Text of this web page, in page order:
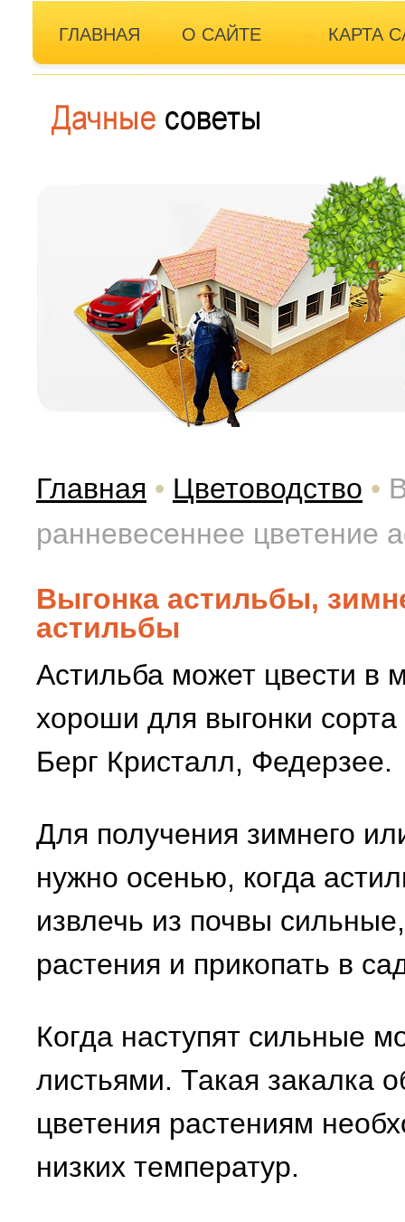
ГЛАВНАЯ О САЙТЕ КАРТА
Главная • Цветоводство •
ранневесеннее цветение
Выгонка астильбы,
астильбы
Астильба может цвести в
хороши для выгонки
Берг Кристалл, Федерзее.
Для получения зимнего
нужно осенью, когда
извлечь из почвы
растения и прикопать в
Когда наступят сильные
листьями. Такая закалка
цветения растениям
низких температур.